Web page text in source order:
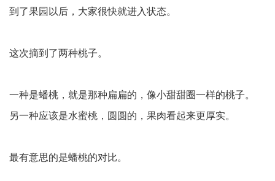
到了果园以后，大家很快就进入状态。
这次摘到了两种桃子。
一种是蟠桃，就是那种扁扁的，像小甜甜圈一样的桃子。
另一种应该是水蜜桃，圆圆的，果肉看起来更厚实。
最有意思的是蟠桃的对比。